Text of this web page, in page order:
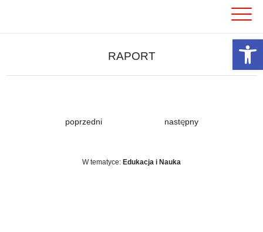
RAPORT
poprzedni następny
W tematyce: Edukacja i Nauka